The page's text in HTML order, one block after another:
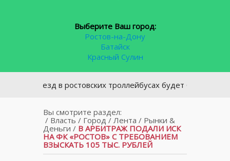
Выберите Ваш город:
Ростов-на-Дону
Батайск
Красный Сулин
в ростовских троллейбусах будет бесплатным
Вы смотрите раздел:
/ Власть / Город / Лента / Рынки &
Деньги / В АРБИТРАЖ ПОДАЛИ ИСК
НА ФК «РОСТОВ» С ТРЕБОВАНИЕМ
ВЗЫСКАТЬ 105 ТЫС. РУБЛЕЙ